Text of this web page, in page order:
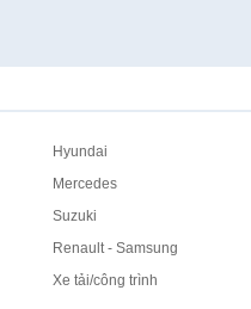
Hyundai
Mercedes
Suzuki
Renault - Samsung
Xe tải/công trình